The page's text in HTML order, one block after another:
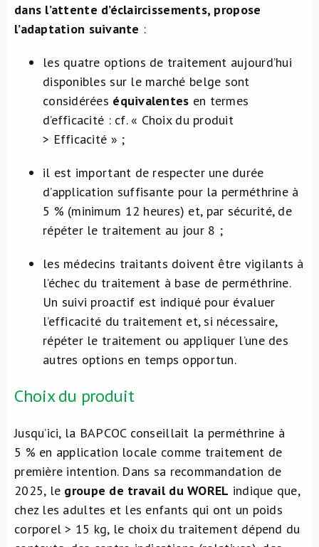
dans l’attente d’éclaircissements, propose
l’adaptation suivante :
les quatre options de traitement aujourd’hui
disponibles sur le marché belge sont
considérées équivalentes en termes
d’efficacité : cf. « Choix du produit
> Efficacité » ;
il est important de respecter une durée
d’application suffisante pour la perméthrine à
5 % (minimum 12 heures) et, par sécurité, de
répéter le traitement au jour 8 ;
les médecins traitants doivent être vigilants à
l’échec du traitement à base de perméthrine.
Un suivi proactif est indiqué pour évaluer
l’efficacité du traitement et, si nécessaire,
répéter le traitement ou appliquer l’une des
autres options en temps opportun.
Choix du produit
Jusqu’ici, la BAPCOC conseillait la perméthrine à
5 % en application locale comme traitement de
première intention. Dans sa recommandation de
2025, le groupe de travail du WOREL indique que,
chez les adultes et les enfants qui ont un poids
corporel > 15 kg, le choix du traitement dépend du